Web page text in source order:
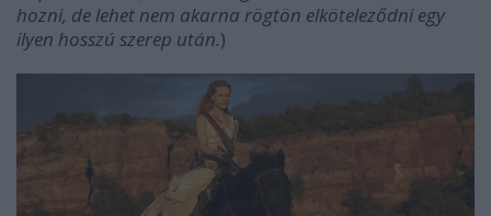
hozni, de lehet nem akarna rögtön elköteleződni egy
ilyen hosszú szerep után.)